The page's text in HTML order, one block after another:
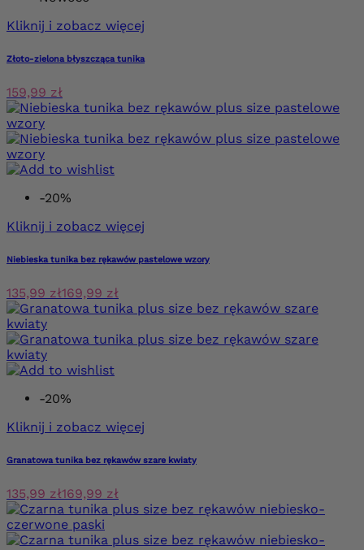
Kliknij i zobacz więcej
Złoto-zielona błyszcząca tunika
159,99 zł
-20%
Kliknij i zobacz więcej
Niebieska tunika bez rękawów pastelowe wzory
135,99 zł169,99 zł
-20%
Kliknij i zobacz więcej
Granatowa tunika bez rękawów szare kwiaty
135,99 zł169,99 zł